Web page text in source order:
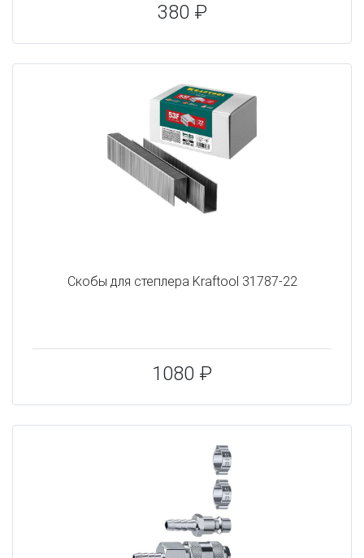
380 ₽
Скобы для степлера Kraftool 31787-22
1080 ₽